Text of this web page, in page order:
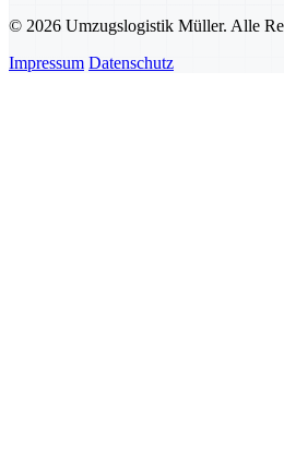
© 2026 Umzugslogistik Müller. Alle
Impressum Datenschutz